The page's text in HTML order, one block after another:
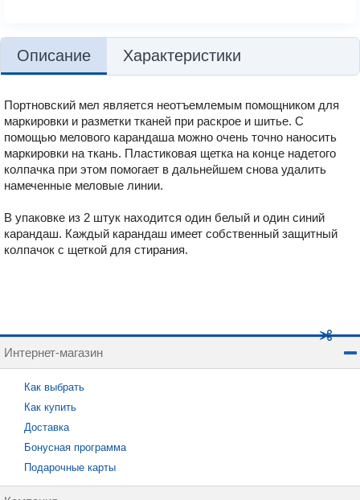
Описание Характеристики
Портновский мел является неотъемлемым помощником для
маркировки и разметки тканей при раскрое и шитье. С
помощью мелового карандаша можно очень точно наносить
маркировки на ткань. Пластиковая щетка на конце надетого
колпачка при этом помогает в дальнейшем снова удалить
намеченные меловые линии.
В упаковке из 2 штук находится один белый и один синий
карандаш. Каждый карандаш имеет собственный защитный
колпачок с щеткой для стирания.
Интернет-магазин
Как выбрать
Как купить
Доставка
Бонусная программа
Подарочные карты